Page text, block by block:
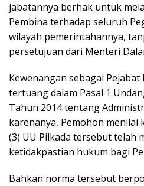
jabatannya berhak untuk
Pembina terhadap seluruh
wilayah pemerintahannya,
persetujuan dari Menteri
Kewenangan sebagai
tertuang dalam Pasal 1
Tahun 2014 tentang
karenanya, Pemohon menilai
(3) UU Pilkada tersebut telah
ketidakpastian hukum bagi
Bahkan norma tersebut